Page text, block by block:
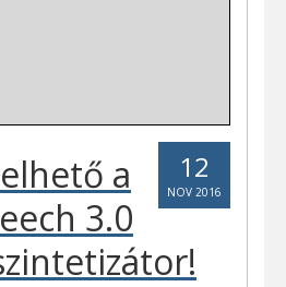
12
NOV 2016
a
3.0